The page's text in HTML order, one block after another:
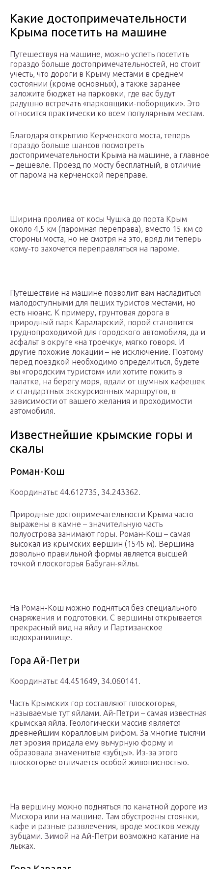
Какие достопримечательности
Крыма посетить на машине
Путешествуя на машине, можно успеть посетить
гораздо больше достопримечательностей, но стоит
учесть, что дороги в Крыму местами в среднем
состоянии (кроме основных), а также заранее
заложите бюджет на парковки, где вас будут
радушно встречать «парковщики-поборщики». Это
относится практически ко всем популярным местам.
Благодаря открытию Керченского моста, теперь
гораздо больше шансов посмотреть
достопримечательности Крыма на машине, а главное
– дешевле. Проезд по мосту бесплатный, в отличие
от парома на керченской переправе.
Ширина пролива от косы Чушка до порта Крым
около 4,5 км (паромная переправа), вместо 15 км со
стороны моста, но не смотря на это, вряд ли теперь
кому-то захочется переправляться на пароме.
Путешествие на машине позволит вам насладиться
малодоступными для пеших туристов местами, но
есть нюанс. К примеру, грунтовая дорога в
природный парк Караларский, порой становится
труднопроходимой для городского автомобиля, да и
асфальт в округе «на троечку», мягко говоря. И
другие похожие локации – не исключение. Поэтому
перед поездкой необходимо определиться, будете
вы «городским туристом» или хотите пожить в
палатке, на берегу моря, вдали от шумных кафешек
и стандартных экскурсионных маршрутов, в
зависимости от вашего желания и проходимости
автомобиля.
Известнейшие крымские горы и
скалы
Роман-Кош
Координаты: 44.612735, 34.243362.
Природные достопримечательности Крыма часто
выражены в камне – значительную часть
полуострова занимают горы. Роман-Кош – самая
высокая из крымских вершин (1545 м). Вершина
довольно правильной формы является высшей
точкой плоскогорья Бабуган-яйлы.
На Роман-Кош можно подняться без специального
снаряжения и подготовки. С вершины открывается
прекрасный вид на яйлу и Партизанское
водохранилище.
Гора Ай-Петри
Координаты: 44.451649, 34.060141.
Часть Крымских гор составляют плоскогорья,
называемые тут яйлами. Ай-Петри – самая известная
крымская яйла. Геологически массив является
древнейшим коралловым рифом. За многие тысячи
лет эрозия придала ему вычурную форму и
образовала знаменитые «зубцы». Из-за этого
плоскогорье отличается особой живописностью.
На вершину можно подняться по канатной дороге из
Мисхора или на машине. Там обустроены стоянки,
кафе и разные развлечения, вроде мостков между
зубцами. Зимой на Ай-Петри возможно катание на
лыжах.